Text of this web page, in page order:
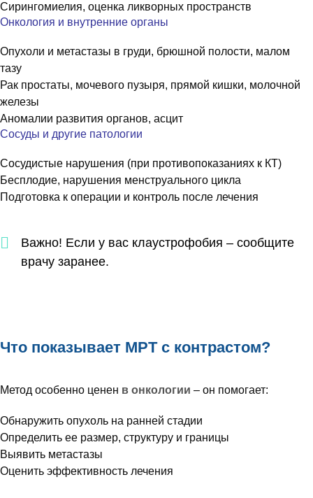
Сирингомиелия, оценка ликворных пространств
Онкология и внутренние органы
Опухоли и метастазы в груди, брюшной полости, малом
тазу
Рак простаты, мочевого пузыря, прямой кишки, молочной
железы
Аномалии развития органов, асцит
Сосуды и другие патологии
Сосудистые нарушения (при противопоказаниях к КТ)
Бесплодие, нарушения менструального цикла
Подготовка к операции и контроль после лечения
Важно! Если у вас клаустрофобия – сообщите
врачу заранее.
Что показывает МРТ с контрастом?
Метод особенно ценен в онкологии – он помогает:
Обнаружить опухоль на ранней стадии
Определить ее размер, структуру и границы
Выявить метастазы
Оценить эффективность лечения